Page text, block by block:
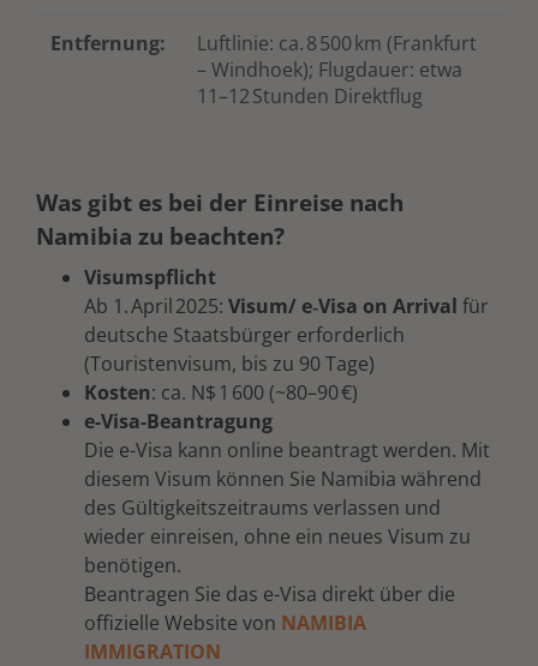
Entfernung: Luftlinie: ca.8500km (Frankfurt
–Windhoek); Flugdauer: etwa
11–12Stunden Direktflug
Was gibt es bei der Einreise nach
Namibia zu beachten?
Visumspflicht
Ab 1.April2025: Visum/ e‑Visa on Arrival für
deutsche Staatsbürger erforderlich
(Touristenvisum, bis zu 90 Tage)
Kosten: ca. N$ 1 600 (~80–90€)
e-Visa-Beantragung
Die e-Visa kann online beantragt werden. Mit
diesem Visum können Sie Namibia während
des Gültigkeitszeitraums verlassen und
wieder einreisen, ohne ein neues Visum zu
benötigen.
Beantragen Sie das e-Visa direkt über die
offizielle Website von NAMIBIA
IMMIGRATION